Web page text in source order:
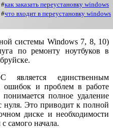
#как заказать переустановку windows
#что входит в переустановку windows
системы Windows 7, 8, 10)
по ремонту ноутбуков в
является единственным
ошибок и проблем в работе
полное удаление
нуля. Это приводит к полной
диске и необходимости
самого начала.